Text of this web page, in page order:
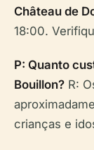
Château de
18:00.
P: Quanto
Bouillon? R:
crianças e